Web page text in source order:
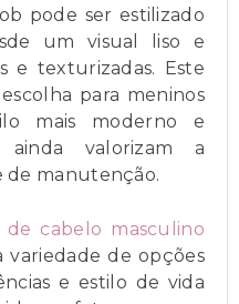
pode ser estilizado
um visual liso e
e texturizadas. Este
para meninos
mais moderno e
ainda valorizam a
de manutenção.
de cabelo masculino
variedade de opções
e estilo de vida